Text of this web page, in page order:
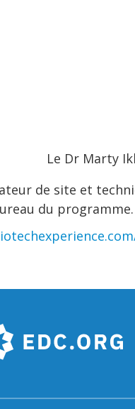
Le Dr Marty
de site et
du